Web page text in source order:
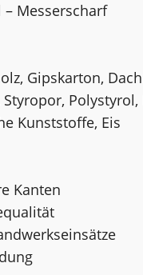
Messerscharf
Gipskarton,
Kunststoffe, Eis
Kanten